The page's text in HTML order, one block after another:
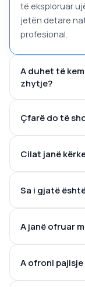
të eksploruar
jetën detare
profesional.
A duhet të
zhytje?
Çfarë do të
Cilat janë
Sa i gjatë
A janë ofruar
A ofroni